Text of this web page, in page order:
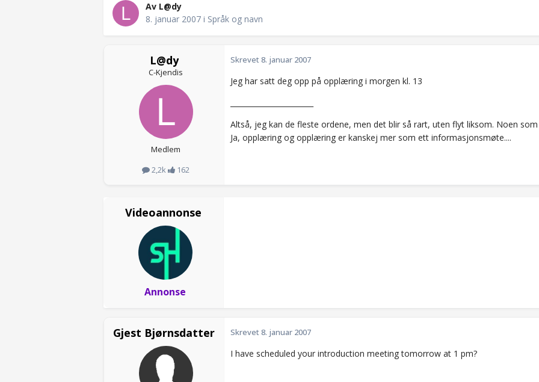
Av L@dy
8. januar 2007 i Språk og navn
L@dy
C-Kjendis
Medlem
2,2k
162
Skrevet8. januar 2007
Jeg har satt deg opp på opplæring i morgen kl. 13
Altså, jeg kan de fleste ordene, men det blir så rart, uten flyt liksom. Noen
Ja, opplæring og opplæring er kanskej mer som ett informasjonsmøte....
Videoannonse
Annonse
Gjest Bjørnsdatter Skrevet8. januar 2007
I have scheduled your introduction meeting tomorrow at 1 pm?